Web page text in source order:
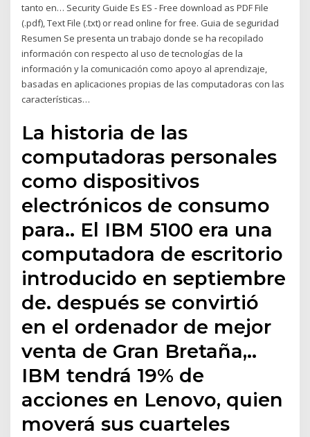
tanto en… Security Guide Es ES - Free download as PDF File
(.pdf), Text File (.txt) or read online for free. Guia de seguridad
Resumen Se presenta un trabajo donde se ha recopilado
información con respecto al uso de tecnologías de la
información y la comunicación como apoyo al aprendizaje,
basadas en aplicaciones propias de las computadoras con las
características…
La historia de las
computadoras personales
como dispositivos
electrónicos de consumo
para.. El IBM 5100 era una
computadora de escritorio
introducido en septiembre
de. después se convirtió
en el ordenador de mejor
venta de Gran Bretaña,..
IBM tendrá 19% de
acciones en Lenovo, quien
moverá sus cuarteles